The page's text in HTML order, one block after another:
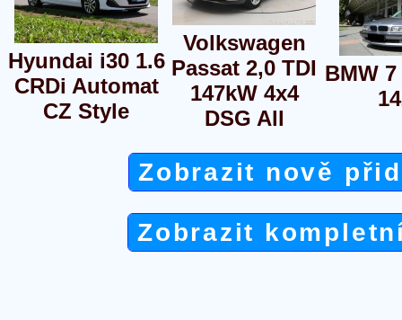
Hyundai i30 1.6
CRDi Automat
CZ Style
Volkswagen
Passat 2,0 TDI
147kW 4x4
DSG All
BMW 7
Zobrazit nově
Zobrazit